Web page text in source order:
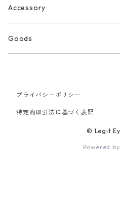
Select
ウェリントン
スクエア
ラウンド
All
Tee
Sewat
Accessory
Ring
Silver
Bracelet
Goods
Cap
プライバシーポリシー
特定商取引法に基づく表記
© Legit
Powered